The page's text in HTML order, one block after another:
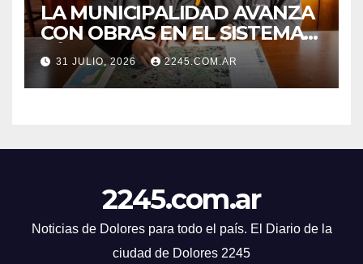
LA MUNICIPALIDAD AVANZA
CON OBRAS EN EL SISTEMA
HÍDRICO DE DOLORES
31 JULIO, 2026 2245.COM.AR
2245.com.ar
Noticias de Dolores para todo el país. El Diario de la
ciudad de Dolores 2245